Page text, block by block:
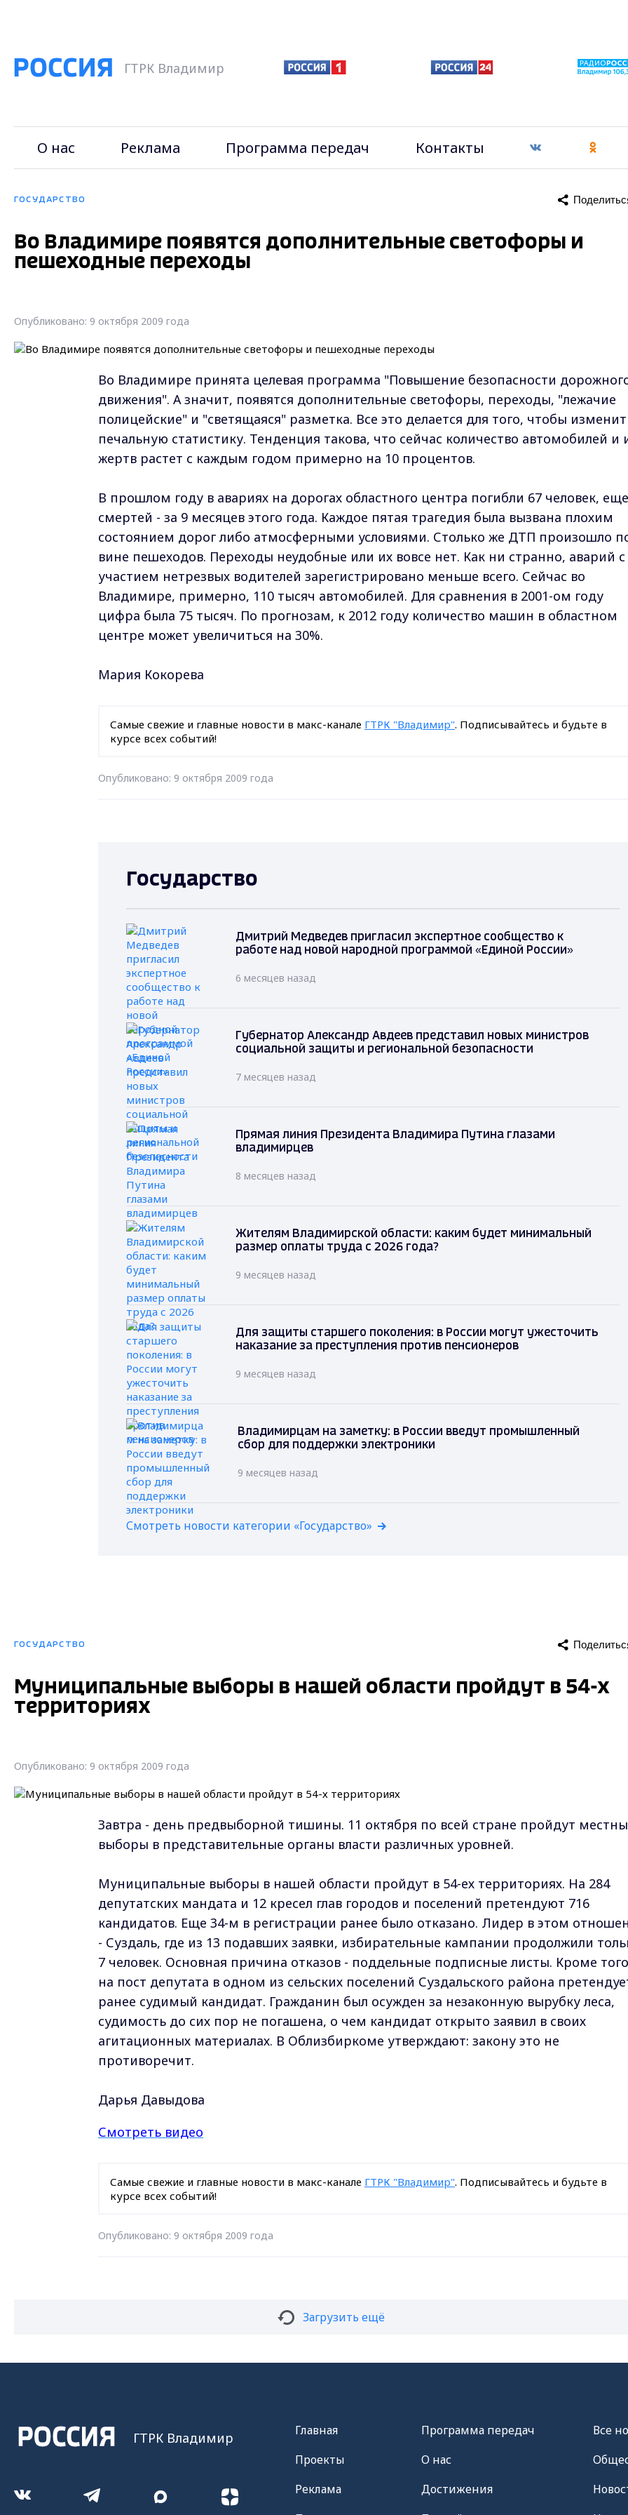
ГТРК Владимир
О нас Реклама Программа передач Контакты
ГОСУДАРСТВО
Во Владимире появятся дополнительные светофоры и
пешеходные переходы
Опубликовано: 9 октября 2009 года
Во Владимире принята целевая программа "Повышение безопасности
движения". А значит, появятся дополнительные светофоры, переходы, "лежачие
полицейские" и "светящаяся" разметка. Все это делается для того, чтобы
печальную статистику. Тенденция такова, что сейчас количество автомобилей и
жертв растет с каждым годом примерно на 10 процентов.
В прошлом году в авариях на дорогах областного центра погибли 67 человек,
смертей - за 9 месяцев этого года. Каждое пятая трагедия была вызвана плохим
состоянием дорог либо атмосферными условиями. Столько же ДТП произошло
вине пешеходов. Переходы неудобные или их вовсе нет. Как ни странно, аварий с
участием нетрезвых водителей зарегистрировано меньше всего. Сейчас во
Владимире, примерно, 110 тысяч автомобилей. Для сравнения в 2001-ом году
цифра была 75 тысяч. По прогнозам, к 2012 году количество машин в областном
центре может увеличиться на 30%.
Мария Кокорева
Самые свежие и главные новости в макс-канале ГТРК "Владимир". Подписывайтесь и будьте в
курсе всех событий!
Опубликовано: 9 октября 2009 года
Государство
Дмитрий Медведев пригласил экспертное сообщество к
работе над новой народной программой «Единой России»
6 месяцев назад
Губернатор Александр Авдеев представил новых министров
социальной защиты и региональной безопасности
7 месяцев назад
Прямая линия Президента Владимира Путина глазами
владимирцев
8 месяцев назад
Жителям Владимирской области: каким будет минимальный
размер оплаты труда с 2026 года?
9 месяцев назад
Для защиты старшего поколения: в России могут ужесточить
наказание за преступления против пенсионеров
9 месяцев назад
Владимирцам на заметку: в России введут промышленный
сбор для поддержки электроники
9 месяцев назад
Смотреть новости категории «Государство»
ГОСУДАРСТВО
Муниципальные выборы в нашей области пройдут в 54-х
территориях
Опубликовано: 9 октября 2009 года
Завтра - день предвыборной тишины. 11 октября по всей стране пройдут
выборы в представительные органы власти различных уровней.
Муниципальные выборы в нашей области пройдут в 54-ех территориях. На 284
депутатских мандата и 12 кресел глав городов и поселений претендуют 716
кандидатов. Еще 34-м в регистрации ранее было отказано. Лидер в этом
- Суздаль, где из 13 подавших заявки, избирательные кампании продолжили
7 человек. Основная причина отказов - поддельные подписные листы. Кроме
на пост депутата в одном из сельских поселений Суздальского района
ранее судимый кандидат. Гражданин был осужден за незаконную вырубку леса,
судимость до сих пор не погашена, о чем кандидат открыто заявил в своих
агитационных материалах. В Облизбиркоме утверждают: закону это не
противоречит.
Дарья Давыдова
Смотреть видео
Самые свежие и главные новости в макс-канале ГТРК "Владимир". Подписывайтесь и будьте в
курсе всех событий!
Опубликовано: 9 октября 2009 года
Загрузить ещё
ГТРК Владимир
Главная
Проекты
Реклама
Программа передач
О нас
Достижения
Все